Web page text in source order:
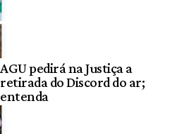
AGU pedirá na Justiça a
retirada do Discord do ar;
entenda